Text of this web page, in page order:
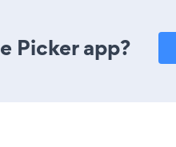
Picker app?